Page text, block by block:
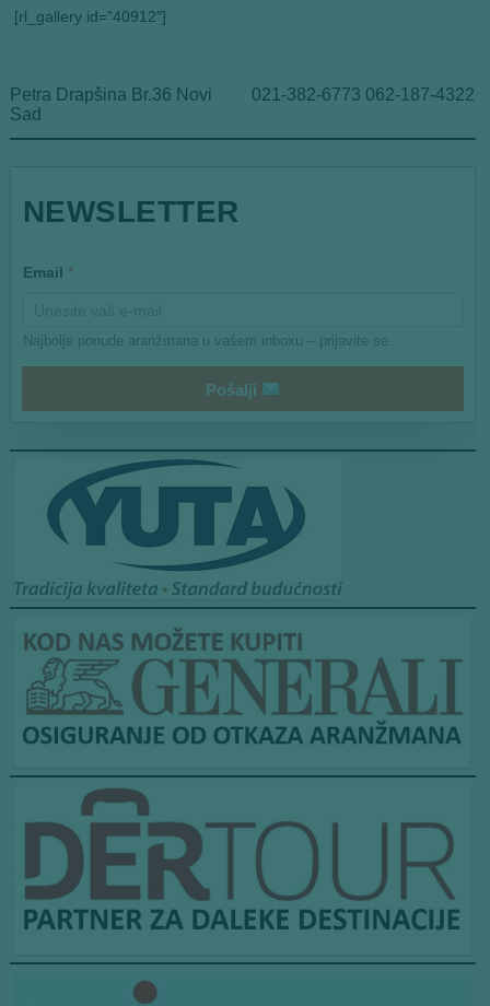
[rl_gallery id=”40912″]
Petra Drapšina Br.36 Novi
Sad
021-382-6773 062-187-4322
NEWSLETTER
E
i
l
Email *
Najbolje ponude aranžmana u vašem inboxu – prijavite se.
Pošalji